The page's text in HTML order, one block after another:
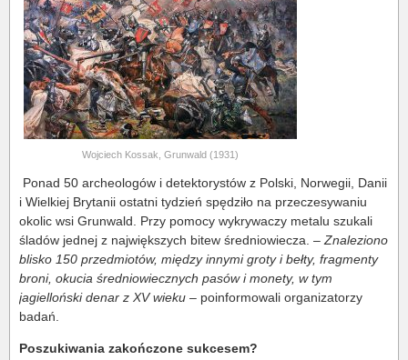
Wojciech Kossak, Grunwald (1931)
Ponad 50 archeologów i detektorystów z Polski, Norwegii, Danii
i Wielkiej Brytanii ostatni tydzień spędziło na przeczesywaniu
okolic wsi Grunwald. Przy pomocy wykrywaczy metalu szukali
śladów jednej z największych bitew średniowiecza. – Znaleziono
blisko 150 przedmiotów, między innymi groty i bełty, fragmenty
broni, okucia średniowiecznych pasów i monety, w tym
jagielloński denar z XV wieku – poinformowali organizatorzy
badań.
Poszukiwania zakończone sukcesem?